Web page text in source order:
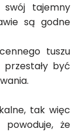
tajemny
są godne
tuszu
być
tak więc
że